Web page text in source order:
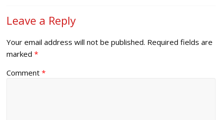
Leave a Reply
Your email address will not be published. Required fields are
marked*
Comment*